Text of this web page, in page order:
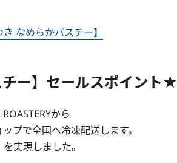
なめらかバスチー】
ー】セールスポイント★
から
プで全国へ冷凍配送します。
実現しました。